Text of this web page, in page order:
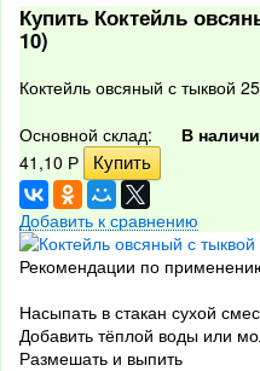
Купить Коктейль
10)
Коктейль овсяный с тыквой
Основной склад:
В
41,10 Р
Добавить к сравнению
Рекомендации по
Насыпать в стакан сухой
Добавить тёплой воды или
Размешать и выпить